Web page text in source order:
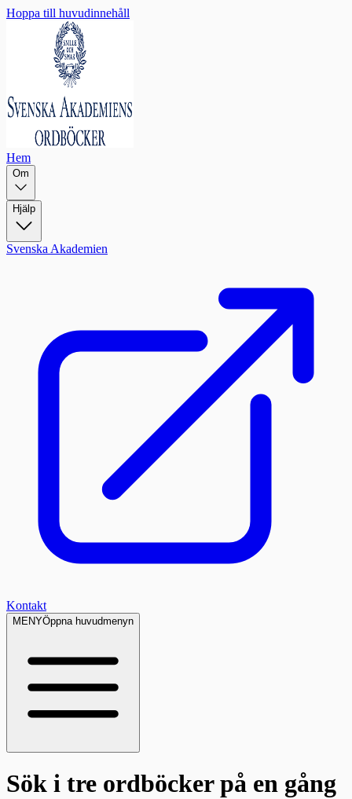
Hoppa till huvudinnehåll
Hem
Om
Hjälp
Svenska Akademien
Kontakt
MENYÖppna huvudmenyn
Sök i tre ordböckerpå en gång